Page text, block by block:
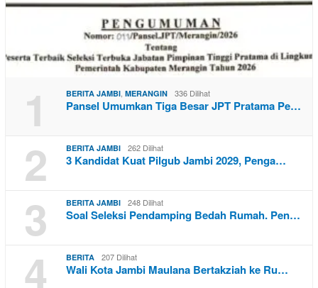
1 BERITA JAMBI MERANGIN 336 Dilihat
Pansel Umumkan Tiga Besar JPT Pratama Pe…
2 BERITA JAMBI 262 Dilihat
3 Kandidat Kuat Pilgub Jambi 2029, Penga…
3 BERITA JAMBI 248 Dilihat
Soal Seleksi Pendamping Bedah Rumah. Pen…
4 BERITA 207 Dilihat
Wali Kota Jambi Maulana Bertakziah ke Ru…